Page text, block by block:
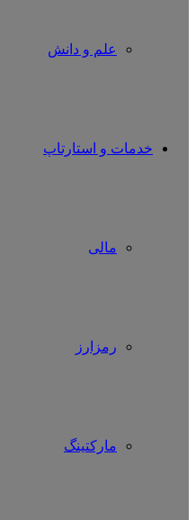
علم و دانش
خدمات و استارتاپ
مالی
رمزارز
مارکتینگ